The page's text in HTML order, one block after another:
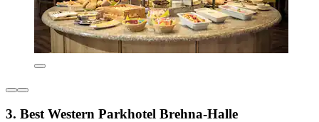
3. Best Western Parkhotel Brehna-Halle